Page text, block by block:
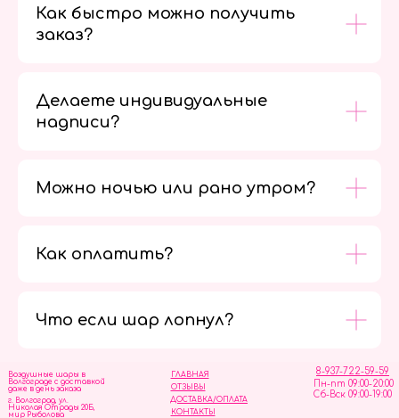
Как быстро можно получить
заказ?
Делаете индивидуальные
надписи?
Можно ночью или рано утром?
Как оплатить?
Что если шар лопнул?
ОТЗЫВЫ
ГЛАВНАЯ
ДОСТАВКА/ОПЛАТА
КОНТАКТЫ
8-937-722-59-59
Пн-пт 09:00-20:00
Сб-Вск 09:00-19:00
Воздушные шары в
Волгограде с доставкой
даже в день заказа
г. Волгоград, ул.
Николая Отрады 20Б,
мир Рыболова